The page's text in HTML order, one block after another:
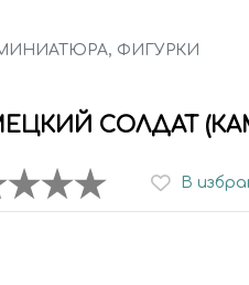
ФИГУРКИ
СОЛДАТ
В